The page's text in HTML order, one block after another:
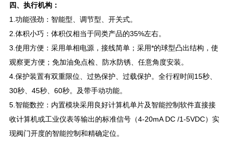
四、执行机构：
1.功能强劲：智能型、调节型、开关式。
2.体积小巧：体积仅相当于同类产品的35%左右。
3.使用方便：采用单相电源，接线简单；采用*的球型凸出结构，使
观察更方便；免加油免点检、防水防锈、任意角度安装。
4.保护装置有双重限位、过热保护、过载保护。全行程时间15秒、
30秒、45秒、60秒。及带手动功能。
5.智能数控：内置模块采用良好计算机单片及智能控制软件直接接
收计算机或工业仪表等输出的标准信号（4-20mA DC /1-5VDC）实
现阀门开度的智能控制和精确定位。